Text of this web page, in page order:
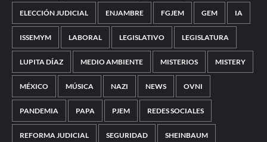
ELECCIÓN JUDICIAL ENJAMBRE FGJEM GEM IA
ISSEMYM LABORAL LEGISLATIVO LEGISLATURA
LUPITA DÍAZ MEDIO AMBIENTE MISTERIOS MISTERY
MÉXICO MÚSICA NAZI NEWS OVNI
PANDEMIA PAPA PJEM REDES SOCIALES
REFORMA JUDICIAL SEGURIDAD SHEINBAUM